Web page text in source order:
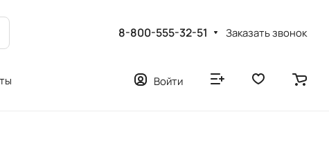
8-800-555-32-51 Заказать звонок
Войти